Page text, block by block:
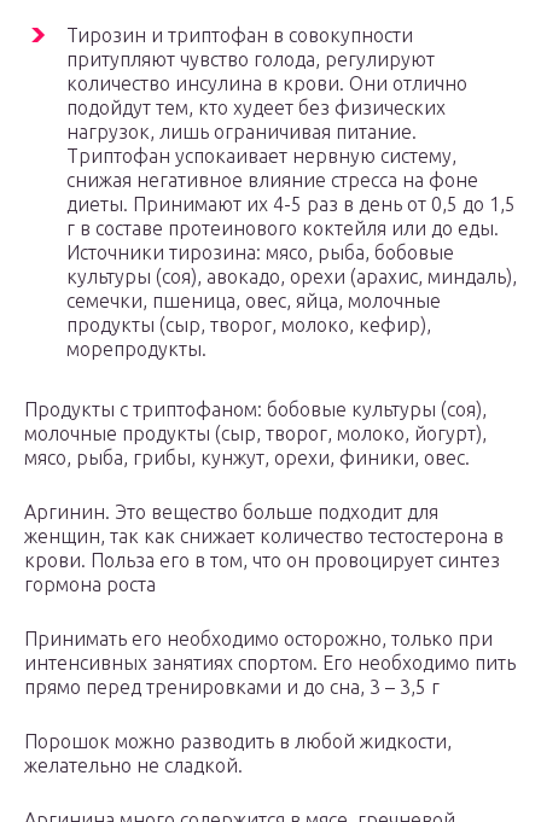
Тирозин и триптофан в совокупности
притупляют чувство голода, регулируют
количество инсулина в крови. Они отлично
подойдут тем, кто худеет без физических
нагрузок, лишь ограничивая питание.
Триптофан успокаивает нервную систему,
снижая негативное влияние стресса на фоне
диеты. Принимают их 4-5 раз в день от 0,5 до 1,5
г в составе протеинового коктейля или до еды.
Источники тирозина: мясо, рыба, бобовые
культуры (соя), авокадо, орехи (арахис, миндаль),
семечки, пшеница, овес, яйца, молочные
продукты (сыр, творог, молоко, кефир),
морепродукты.
Продукты с триптофаном: бобовые культуры (соя),
молочные продукты (сыр, творог, молоко, йогурт),
мясо, рыба, грибы, кунжут, орехи, финики, овес.
Аргинин. Это вещество больше подходит для
женщин, так как снижает количество тестостерона в
крови. Польза его в том, что он провоцирует синтез
гормона роста
Принимать его необходимо осторожно, только при
интенсивных занятиях спортом. Его необходимо пить
прямо перед тренировками и до сна, 3 – 3,5 г
Порошок можно разводить в любой жидкости,
желательно не сладкой.